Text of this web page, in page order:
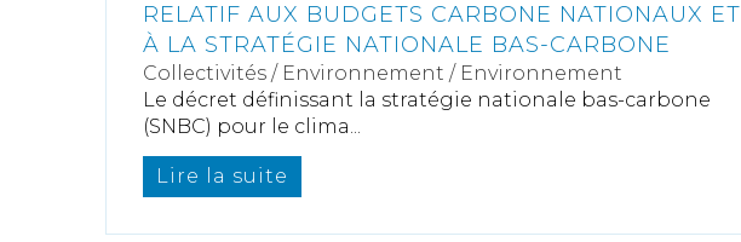
RELATIF AUX BUDGETS CARBONE NATIONAUX ET
À LA STRATÉGIE NATIONALE BAS-CARBONE
Collectivités / Environnement / Environnement
Le décret définissant la stratégie nationale bas-carbone
(SNBC) pour le clima...
Lire la suite